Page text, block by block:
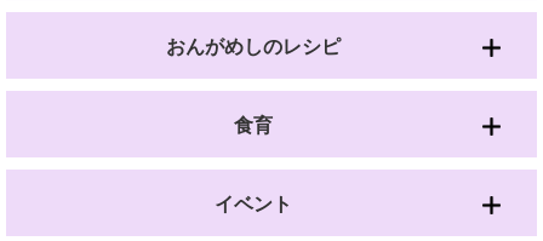
おんがめしのレシピ
食育
イベント